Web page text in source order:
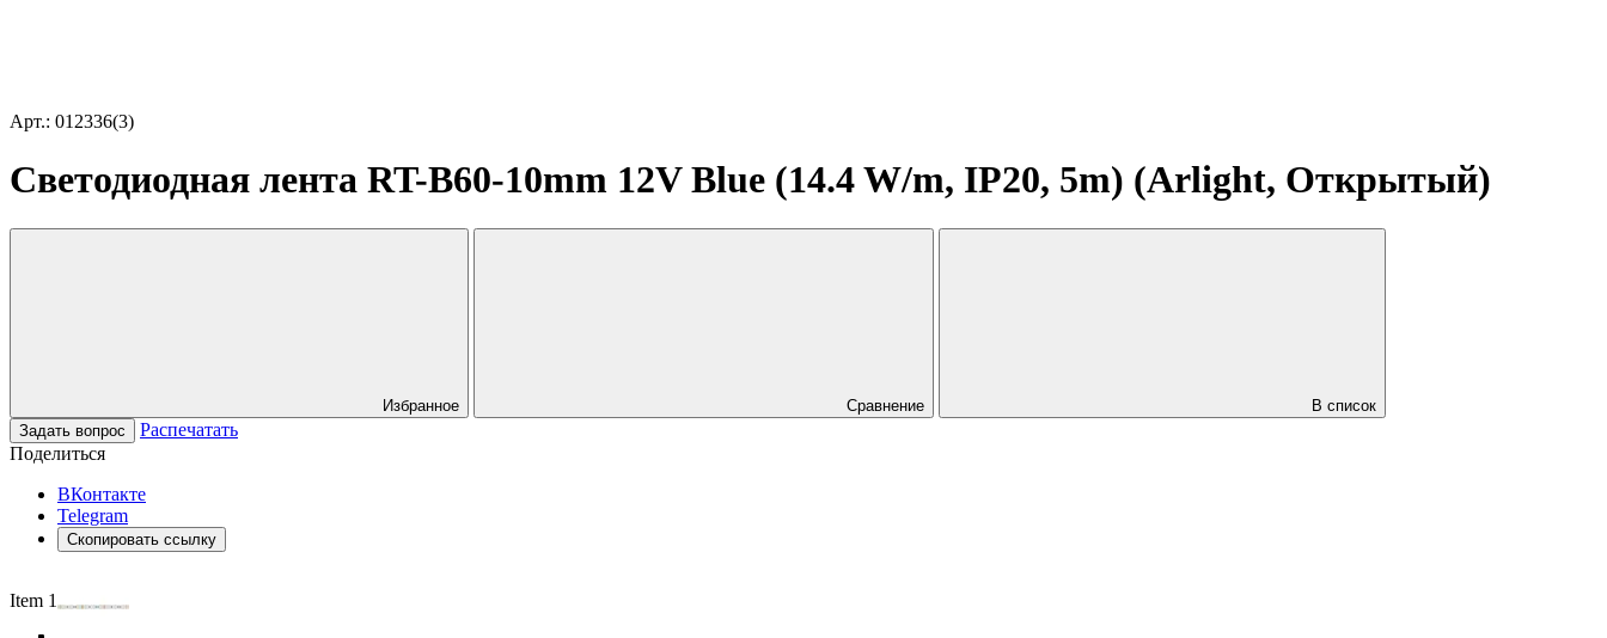
Арт.: 012336(3)
Светодиодная лента RT-B60-10mm 12V Blue (14.4 W/m, IP20, 5m) (Arlight, Открытый)
Избранное Сравнение
В список
Задать вопрос
Распечатать
Поделиться
ВКонтакте
Telegram
Скопировать ссылку
Item 1 of 5